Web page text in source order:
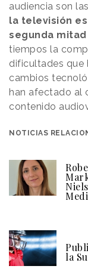
audiencia son
la televisión
segunda
tiempos la
dificultades que
cambios
han afectado al
contenido
NOTICIAS
la